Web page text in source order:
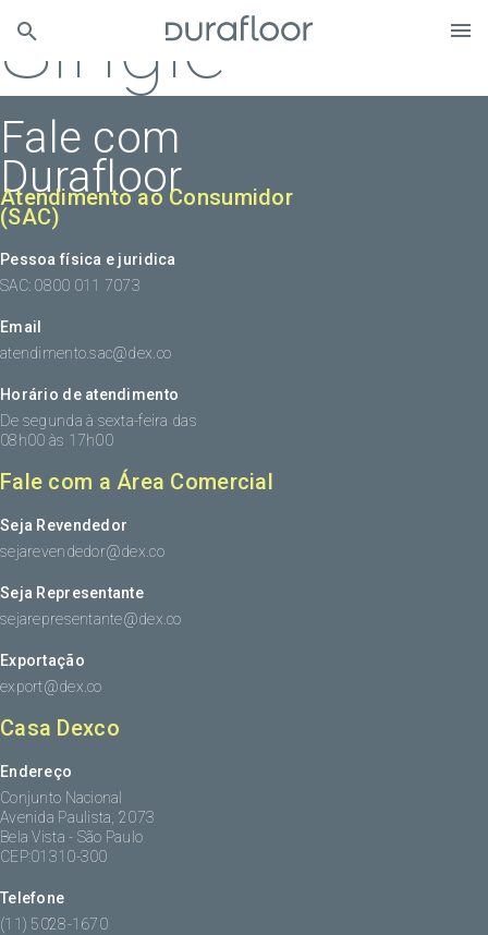
Single
Fale com
Durafloor
Atendimento ao Consumidor
(SAC)
Pessoa física e juridica
SAC: 0800 011 7073
Email
atendimento.sac@dex.co
Horário de atendimento
De segunda à sexta-feira das
08h00 às 17h00
Fale com a Área Comercial
Seja Revendedor
sejarevendedor@dex.co
Seja Representante
sejarepresentante@dex.co
Exportação
export@dex.co
Casa Dexco
Endereço
Conjunto Nacional
Avenida Paulista, 2073
Bela Vista - São Paulo
CEP:01310-300
Telefone
(11) 5028-1670